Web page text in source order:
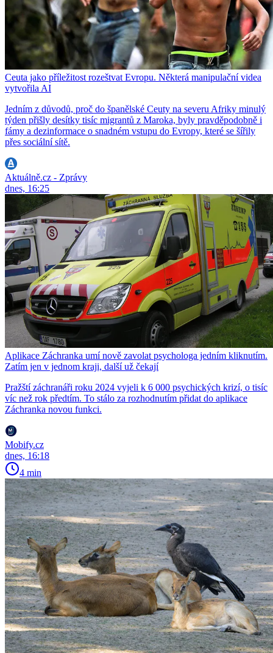
Ceuta jako příležitost rozeštvat Evropu. Některá manipulační videa
vytvořila AI
Jedním z důvodů, proč do španělské Ceuty na severu Afriky minulý
týden přišly desítky tisíc migrantů z Maroka, byly pravděpodobně i
fámy a dezinformace o snadném vstupu do Evropy, které se šířily
přes sociální sítě.
Aktuálně.cz - Zprávy
dnes, 16:25
Aplikace Záchranka umí nově zavolat psychologa jedním kliknutím.
Zatím jen v jednom kraji, další už čekají
Pražští záchranáři roku 2024 vyjeli k 6 000 psychických krizí, o tisíc
víc než rok předtím. To stálo za rozhodnutím přidat do aplikace
Záchranka novou funkci.
Mobify.cz
dnes, 16:18
4 min